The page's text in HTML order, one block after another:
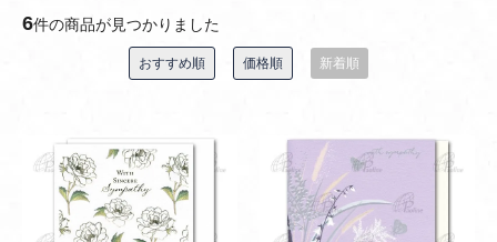
6件の商品が見つかりました
おすすめ順 価格順 新着順